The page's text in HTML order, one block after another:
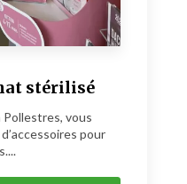
stérilisé
Pollestres, vous
pour